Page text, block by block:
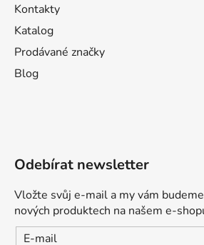
Kontakty
Katalog
Prodávané značky
Blog
Odebírat newsletter
Vložte svůj e-mail a my vám
nových produktech na našem e-
E-mail